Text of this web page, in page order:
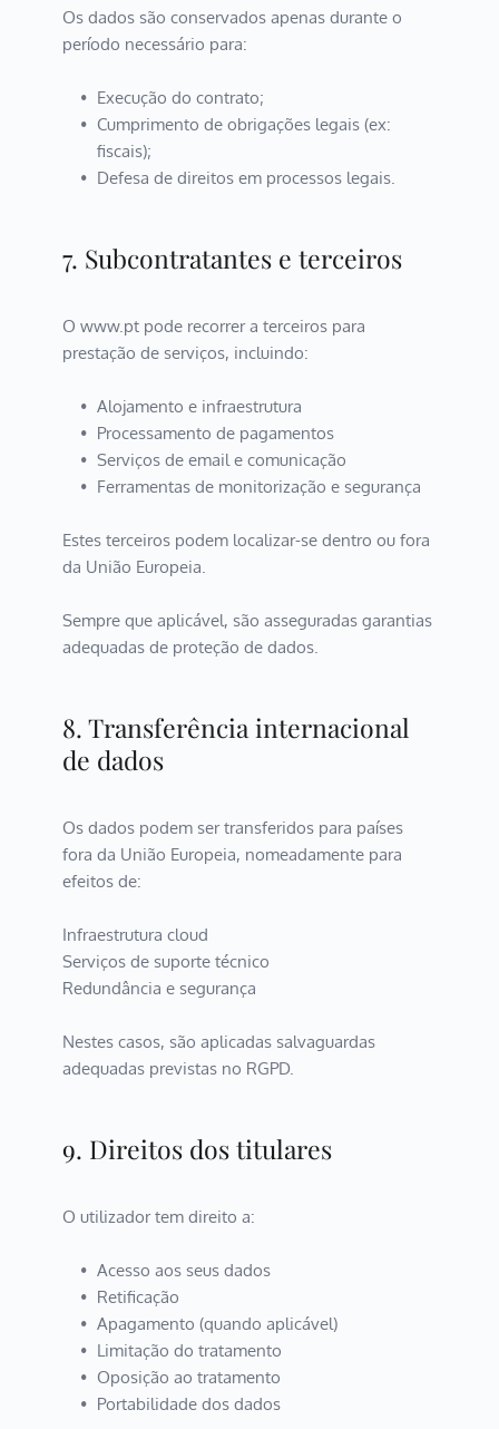
Os dados são conservados apenas durante o
período necessário para:
Execução do contrato;
Cumprimento de obrigações legais (ex:
fiscais);
Defesa de direitos em processos legais.
7. Subcontratantes e terceiros
O www.pt pode recorrer a terceiros para
prestação de serviços, incluindo:
Alojamento e infraestrutura
Processamento de pagamentos
Serviços de email e comunicação
Ferramentas de monitorização e segurança
Estes terceiros podem localizar-se dentro ou fora
da União Europeia.
Sempre que aplicável, são asseguradas garantias
adequadas de proteção de dados.
8. Transferência internacional
de dados
Os dados podem ser transferidos para países
fora da União Europeia, nomeadamente para
efeitos de:
Infraestrutura cloud
Serviços de suporte técnico
Redundância e segurança
Nestes casos, são aplicadas salvaguardas
adequadas previstas no RGPD.
9. Direitos dos titulares
O utilizador tem direito a:
Acesso aos seus dados
Retificação
Apagamento (quando aplicável)
Limitação do tratamento
Oposição ao tratamento
Portabilidade dos dados